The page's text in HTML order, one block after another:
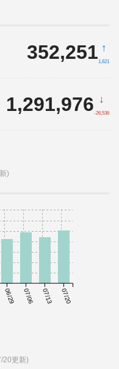
352,251 ↑
1,621
1,291,976 ↓
-26,536
)
06/29 07/06 07/13 07/20
20更新)